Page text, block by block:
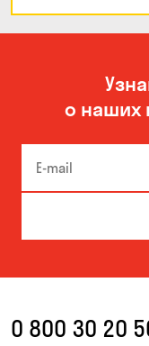
о наших
0 800 30 20